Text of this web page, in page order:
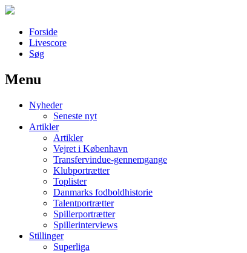
Forside
Livescore
Søg
Наши партнеры
лучшие займы
Menu
Nyheder
Seneste nyt
Artikler
Artikler
Vejret i København
Transfervindue-gennemgange
Klubportrætter
Toplister
Danmarks fodboldhistorie
Talentportrætter
Spillerportrætter
Spillerinterviews
Stillinger
Superliga